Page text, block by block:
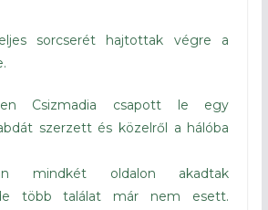
sorcserét hajtottak végre a
Csizmadia csapott le egy
szerzett és közelről a hálóba
mindkét oldalon akadtak
több találat már nem esett.